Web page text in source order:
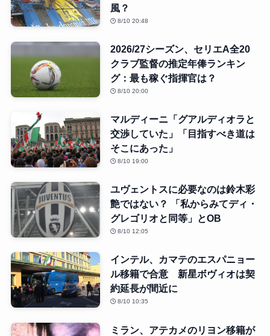
風？
8/10 20:48
2026/27シーズン、セリエA全20
クラブ監督の推定年俸ランキン
グ：最も稼ぐ指揮官は？
8/10 20:00
マルディーニ「グアルディオラと
交渉していた」「目指すべき道は
そこにあった」
8/10 19:00
ユヴェントスに必要なのは鈴木彩
艶ではない？ 「私からみてディ・
グレゴリオと同等」とOB
8/10 12:05
インテル、カマテのエスパニョー
ル移籍で合意 新星ボヴィオは契
約延長が間近に
8/10 10:35
ミラン、アテカメのリヨン移籍が